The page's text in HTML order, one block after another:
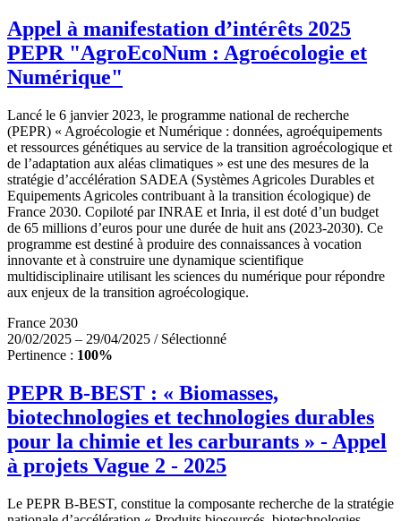
Appel à manifestation d’intérêts 2025
PEPR "AgroEcoNum : Agroécologie et
Numérique"
Lancé le 6 janvier 2023, le programme national de recherche
(PEPR) « Agroécologie et Numérique : données, agroéquipements
et ressources génétiques au service de la transition agroécologique et
de l’adaptation aux aléas climatiques » est une des mesures de la
stratégie d’accélération SADEA (Systèmes Agricoles Durables et
Equipements Agricoles contribuant à la transition écologique) de
France 2030. Copiloté par INRAE et Inria, il est doté d’un budget
de 65 millions d’euros pour une durée de huit ans (2023-2030). Ce
programme est destiné à produire des connaissances à vocation
innovante et à construire une dynamique scientifique
multidisciplinaire utilisant les sciences du numérique pour répondre
aux enjeux de la transition agroécologique.
France 2030
20/02/2025 – 29/04/2025 / Sélectionné
Pertinence : 100%
PEPR B-BEST : « Biomasses,
biotechnologies et technologies durables
pour la chimie et les carburants » - Appel
à projets Vague 2 - 2025
Le PEPR B-BEST, constitue la composante recherche de la stratégie